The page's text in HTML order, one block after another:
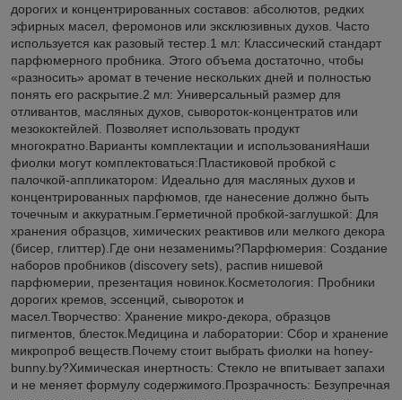
дорогих и концентрированных составов: абсолютов, редких
эфирных масел, феромонов или эксклюзивных духов. Часто
используется как разовый тестер.1 мл: Классический стандарт
парфюмерного пробника. Этого объема достаточно, чтобы
«разносить» аромат в течение нескольких дней и полностью
понять его раскрытие.2 мл: Универсальный размер для
отливантов, масляных духов, сывороток-концентратов или
мезококтейлей. Позволяет использовать продукт
многократно.Варианты комплектации и использованияНаши
фиолки могут комплектоваться:Пластиковой пробкой с
палочкой-аппликатором: Идеально для масляных духов и
концентрированных парфюмов, где нанесение должно быть
точечным и аккуратным.Герметичной пробкой-заглушкой: Для
хранения образцов, химических реактивов или мелкого декора
(бисер, глиттер).Где они незаменимы?Парфюмерия: Создание
наборов пробников (discovery sets), распив нишевой
парфюмерии, презентация новинок.Косметология: Пробники
дорогих кремов, эссенций, сывороток и
масел.Творчество: Хранение микро-декора, образцов
пигментов, блесток.Медицина и лаборатории: Сбор и хранение
микропроб веществ.Почему стоит выбрать фиолки на honey-
bunny.by?Химическая инертность: Стекло не впитывает запахи
и не меняет формулу содержимого.Прозрачность: Безупречная